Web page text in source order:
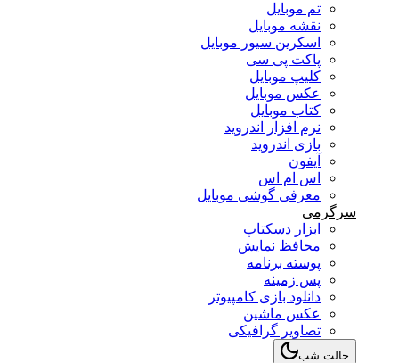
تم موبایل
نقشه موبایل
اسکرین سیور موبایل
پاکت پی سی
کلیپ موبایل
عکس موبایل
کتاب موبایل
نرم افزار اندروید
بازی اندروید
آیفون
اس ام اس
معرفی گوشی موبایل
سرگرمی
ابزار دسکتاپ
محافظ نمایش
پوسته برنامه
پس زمینه
دانلود بازی کامپیوتر
عکس ماشین
تصاویر گرافیکی
حالت شب